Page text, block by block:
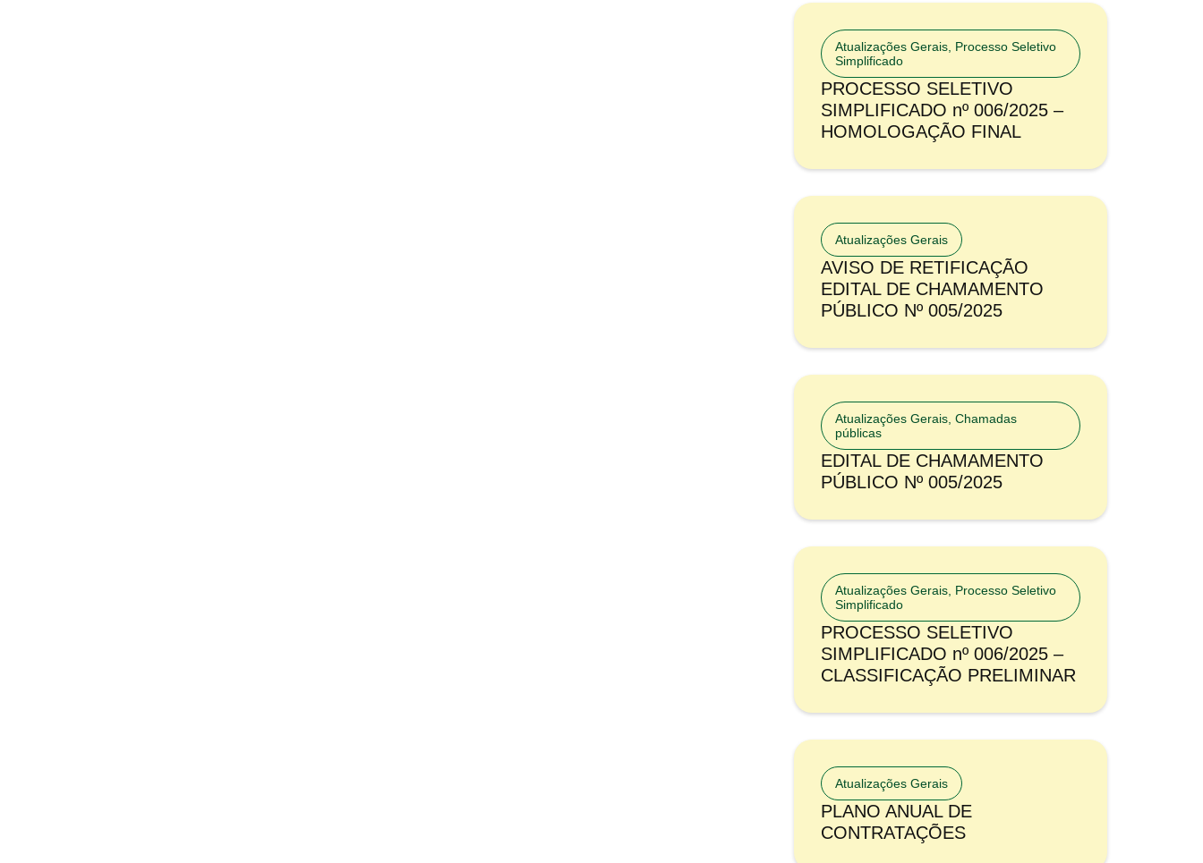
Atualizações Gerais Processo Seletivo
Simplificado
PROCESSO SELETIVO
SIMPLIFICADO nº 006/2025 –
HOMOLOGAÇÃO FINAL
Atualizações Gerais
AVISO DE RETIFICAÇÃO
EDITAL DE CHAMAMENTO
PÚBLICO Nº 005/2025
Atualizações Gerais Chamadas
públicas
EDITAL DE CHAMAMENTO
PÚBLICO Nº 005/2025
Atualizações Gerais Processo Seletivo
Simplificado
PROCESSO SELETIVO
SIMPLIFICADO nº 006/2025 –
CLASSIFICAÇÃO PRELIMINAR
Atualizações Gerais
PLANO ANUAL DE
CONTRATAÇÕES